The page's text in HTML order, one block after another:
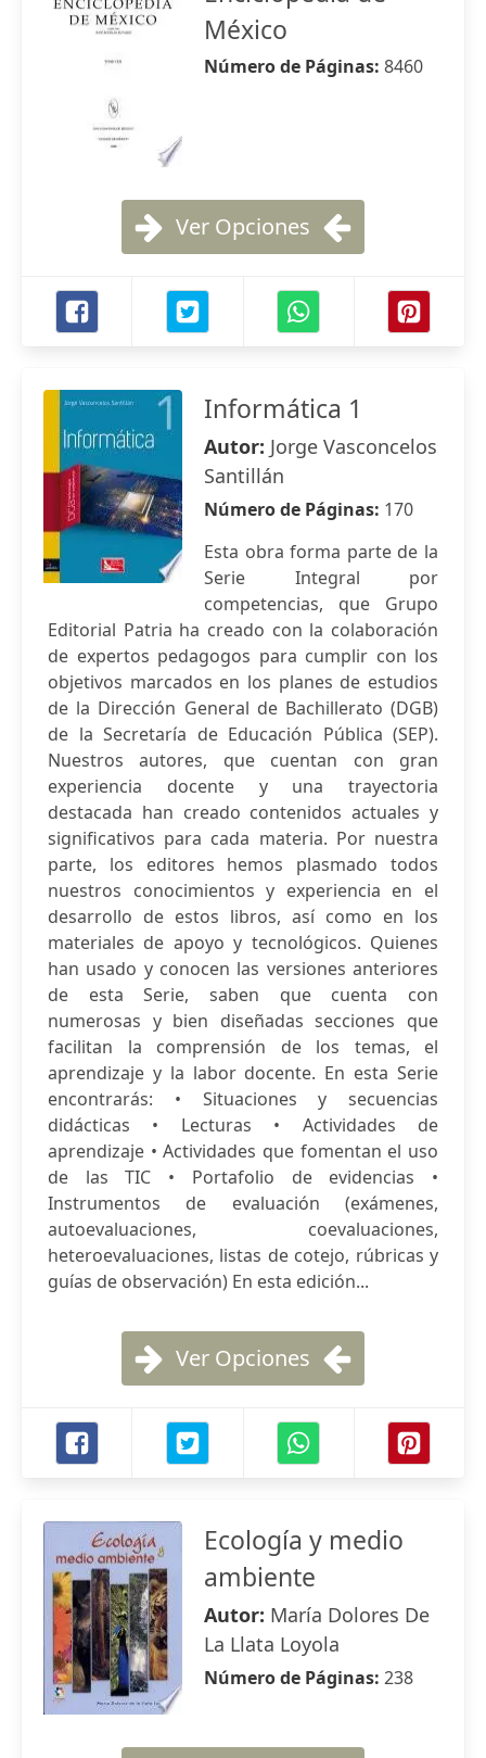
México
Número de Páginas: 8460
Ver Opciones
Informática 1
Autor: Jorge Vasconcelos
Santillán
Número de Páginas: 170
Esta obra forma parte de la
Serie Integral por
competencias, que Grupo
Editorial Patria ha creado con la colaboración
de expertos pedagogos para cumplir con los
objetivos marcados en los planes de estudios
de la Dirección General de Bachillerato (DGB)
de la Secretaría de Educación Pública (SEP).
Nuestros autores, que cuentan con gran
experiencia docente y una trayectoria
destacada han creado contenidos actuales y
significativos para cada materia. Por nuestra
parte, los editores hemos plasmado todos
nuestros conocimientos y experiencia en el
desarrollo de estos libros, así como en los
materiales de apoyo y tecnológicos. Quienes
han usado y conocen las versiones anteriores
de esta Serie, saben que cuenta con
numerosas y bien diseñadas secciones que
facilitan la comprensión de los temas, el
aprendizaje y la labor docente. En esta Serie
encontrarás: • Situaciones y secuencias
didácticas • Lecturas • Actividades de
aprendizaje • Actividades que fomentan el uso
de las TIC • Portafolio de evidencias •
Instrumentos de evaluación (exámenes,
autoevaluaciones, coevaluaciones,
heteroevaluaciones, listas de cotejo, rúbricas y
guías de observación) En esta edición...
Ver Opciones
Ecología y medio
ambiente
Autor: María Dolores De
La Llata Loyola
Número de Páginas: 238